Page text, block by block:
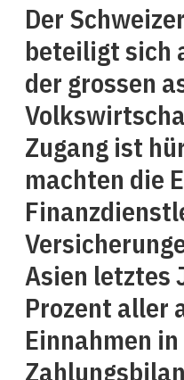
Der
beteiligt sich
der grossen
Zugang ist
machten die
Asien letztes
Prozent aller
Einnahmen